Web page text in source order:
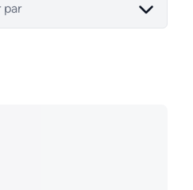
par